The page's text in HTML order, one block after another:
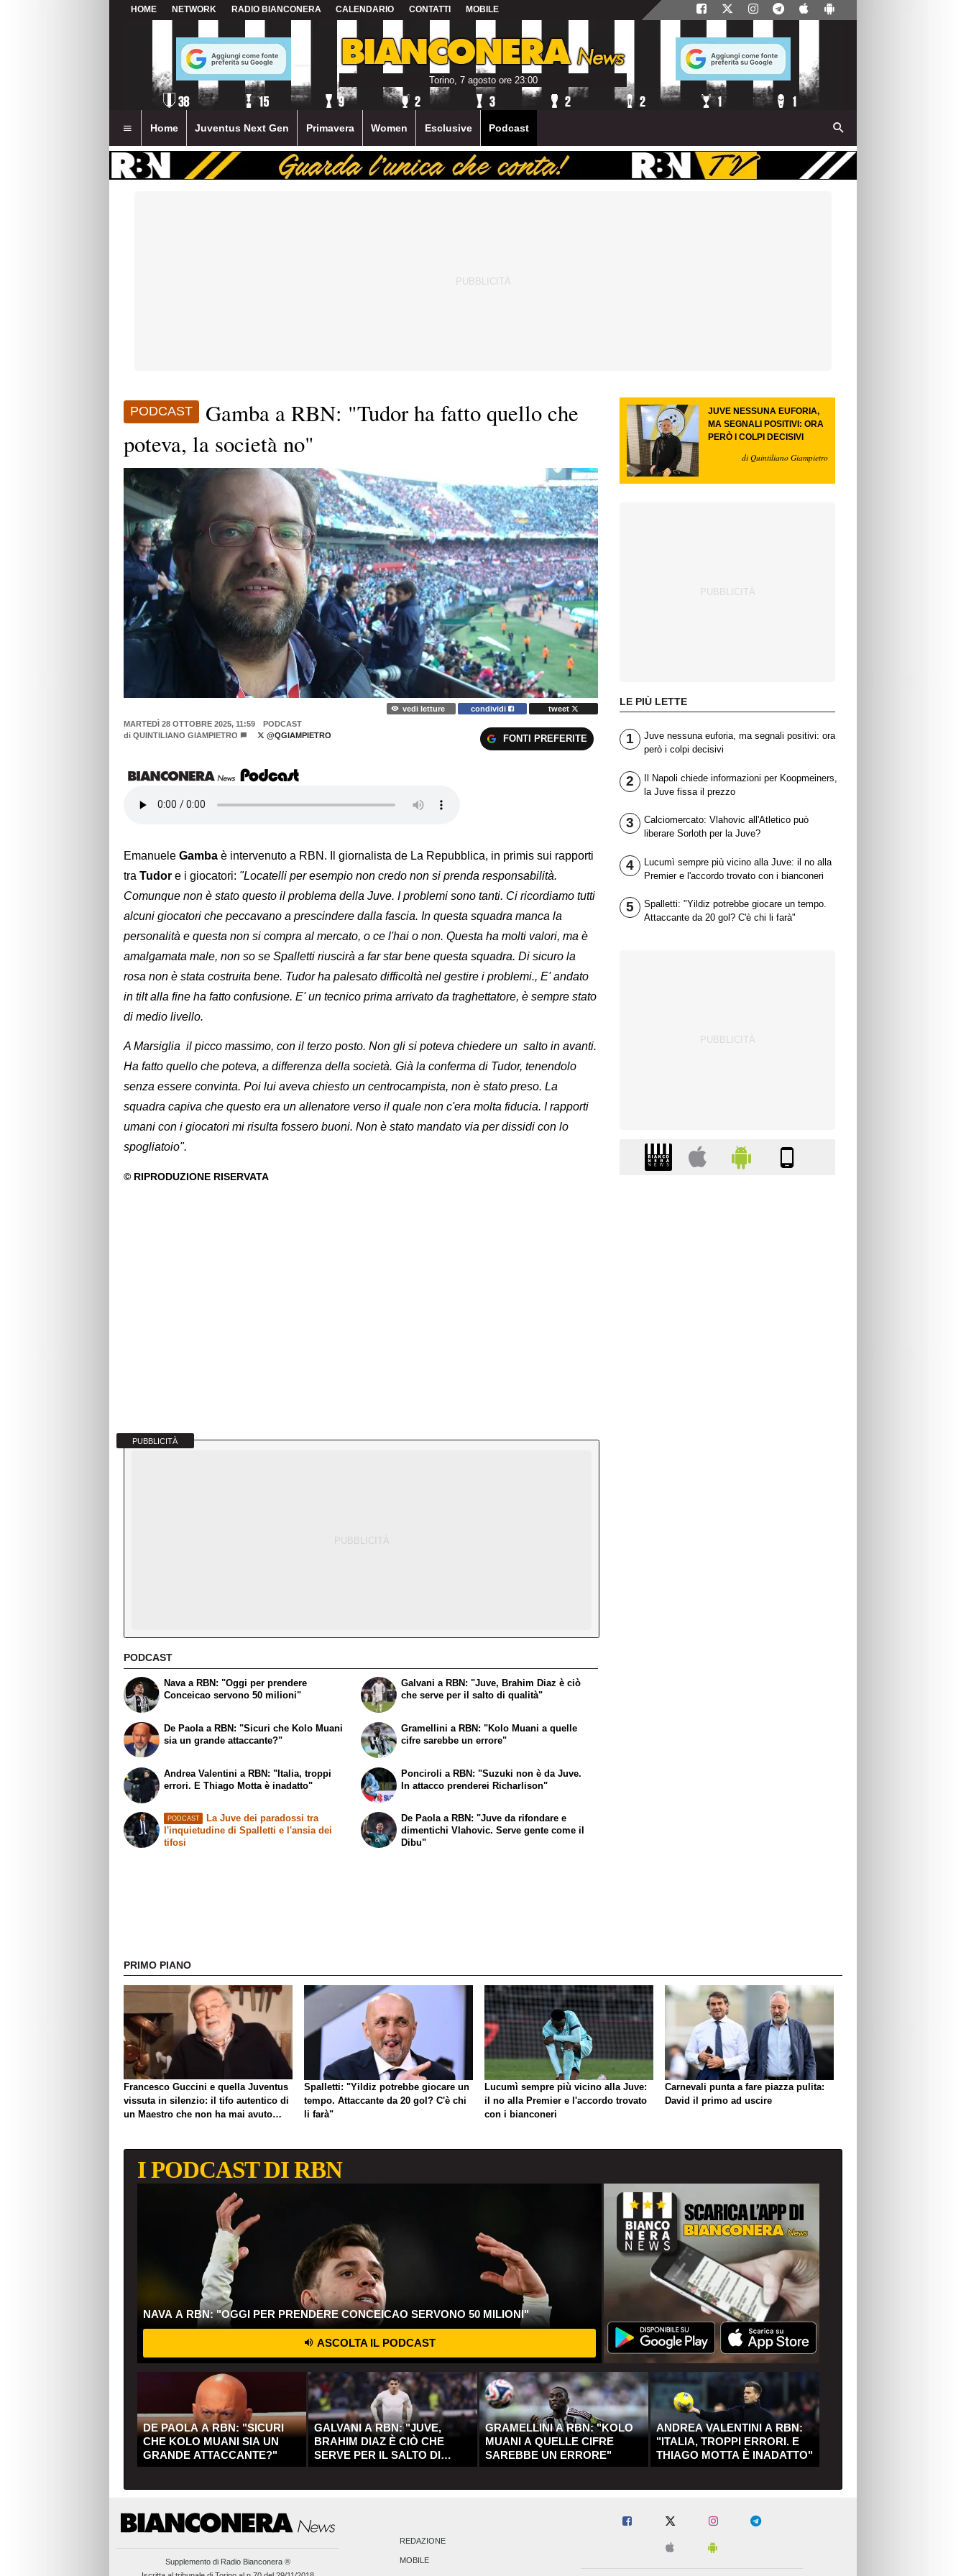
HOME NETWORK RADIO BIANCONERA CALENDARIO CONTATTI MOBILE
Torino, 7 agosto ore 23:00
Home Juventus Next Gen Primavera Women Esclusive Podcast
PODCAST
Gamba a RBN: "Tudor ha fatto quello che
poteva, la società no"
vedi letture condividi
tweet
MARTEDÌ 28 OTTOBRE 2025, 11:59
PODCAST
di QUINTILIANO GIAMPIETRO @QGIAMPIETRO FONTI PREFERITE
Emanuele Gamba è intervenuto a RBN. Il giornalista de La Repubblica, in primis sui rapporti
tra Tudor e i giocatori: "Locatelli per esempio non credo non si prenda responsabilità.
Comunque non è stato questo il problema della Juve. I problemi sono tanti. Ci ricordiamo tutti
alcuni giocatori che peccavano a prescindere dalla fascia. In questa squadra manca la
personalità e questa non si compra al mercato, o ce l'hai o non. Questa ha molti valori, ma è
amalgamata male, non so se Spalletti riuscirà a far star bene questa squadra. Di sicuro la
rosa non è stata costruita bene. Tudor ha palesato difficoltà nel gestire i problemi., E' andato
in tilt alla fine ha fatto confusione. E' un tecnico prima arrivato da traghettatore, è sempre stato
di medio livello.
A Marsiglia il picco massimo, con il terzo posto. Non gli si poteva chiedere un salto in avanti.
Ha fatto quello che poteva, a differenza della società. Già la conferma di Tudor, tenendolo
senza essere convinta. Poi lui aveva chiesto un centrocampista, non è stato preso. La
squadra capiva che questo era un allenatore verso il quale non c'era molta fiducia. I rapporti
umani con i giocatori mi risulta fossero buoni. Non è stato mandato via per dissidi con lo
spogliatoio".
PUBBLICITÀ
PODCAST
Nava a RBN: "Oggi per prendere
Conceicao servono 50 milioni"
De Paola a RBN: "Sicuri che Kolo Muani
sia un grande attaccante?"
Galvani a RBN: "Juve, Brahim Diaz è ciò
che serve per il salto di qualità"
Gramellini a RBN: "Kolo Muani a quelle
cifre sarebbe un errore"
Andrea Valentini a RBN: "Italia, troppi
errori. E Thiago Motta è inadatto"
PODCAST
La Juve dei paradossi tra
l'inquietudine di Spalletti e l'ansia dei
tifosi
Ponciroli a RBN: "Suzuki non è da Juve.
In attacco prenderei Richarlison"
De Paola a RBN: "Juve da rifondare e
dimentichi Vlahovic. Serve gente come il
Dibu"
JUVE NESSUNA EUFORIA,
MA SEGNALI POSITIVI: ORA
PERÒ I COLPI DECISIVI
di Quintiliano Giampietro
LE PIÙ LETTE
1
Juve nessuna euforia, ma segnali positivi: ora
però i colpi decisivi
2
Il Napoli chiede informazioni per Koopmeiners,
la Juve fissa il prezzo
3
Calciomercato: Vlahovic all'Atletico può
liberare Sorloth per la Juve?
4
Lucumì sempre più vicino alla Juve: il no alla
Premier e l'accordo trovato con i bianconeri
5
Spalletti: "Yildiz potrebbe giocare un tempo.
Attaccante da 20 gol? C'è chi li farà"
PRIMO PIANO
Francesco Guccini e quella Juventus
vissuta in silenzio: il tifo autentico di
un Maestro che non ha mai avuto
Spalletti: "Yildiz potrebbe giocare un
tempo. Attaccante da 20 gol? C'è chi
li farà"
Lucumì sempre più vicino alla Juve:
il no alla Premier e l'accordo trovato
con i bianconeri
Carnevali punta a fare piazza pulita:
David il primo ad uscire
I PODCAST DI RBN
NAVA A RBN: "OGGI PER PRENDERE CONCEICAO SERVONO 50 MILIONI"
ASCOLTA IL PODCAST
DE PAOLA A RBN: "SICURI
CHE KOLO MUANI SIA UN
GRANDE ATTACCANTE?"
GALVANI A RBN: "JUVE,
BRAHIM DIAZ È CIÒ CHE
SERVE PER IL SALTO DI
QUALITÀ"
GRAMELLINI A RBN: "KOLO
MUANI A QUELLE CIFRE
SAREBBE UN ERRORE"
ANDREA VALENTINI A RBN:
"ITALIA, TROPPI ERRORI. E
THIAGO MOTTA È INADATTO"
Supplemento di Radio Bianconera ®
REDAZIONE
MOBILE